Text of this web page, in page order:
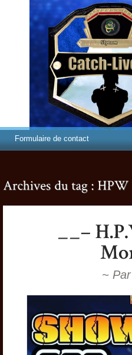
Formulaire de contact
~ Par